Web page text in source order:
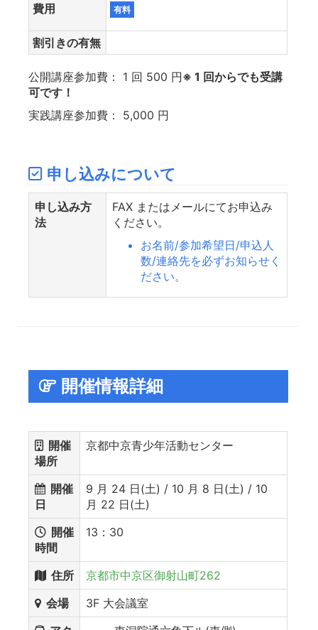
費用 有料
割引きの有無
公開講座参加費： 1 回 500 円※ 1 回からでも受講
可です！
実践講座参加費： 5,000 円
申し込みについて
申し込み方
法
FAX またはメールにてお申込み
ください。
お名前/参加希望日/申込人
数/連絡先を必ずお知らせく
ださい。
開催情報詳細
開催
場所
京都中京青少年活動センター
開催
日
9 月 24 日(土) / 10 月 8 日(土) / 10
月 22 日(土)
開催
時間
13：30
住所
京都市中京区御射山町262
会場
3F 大会議室